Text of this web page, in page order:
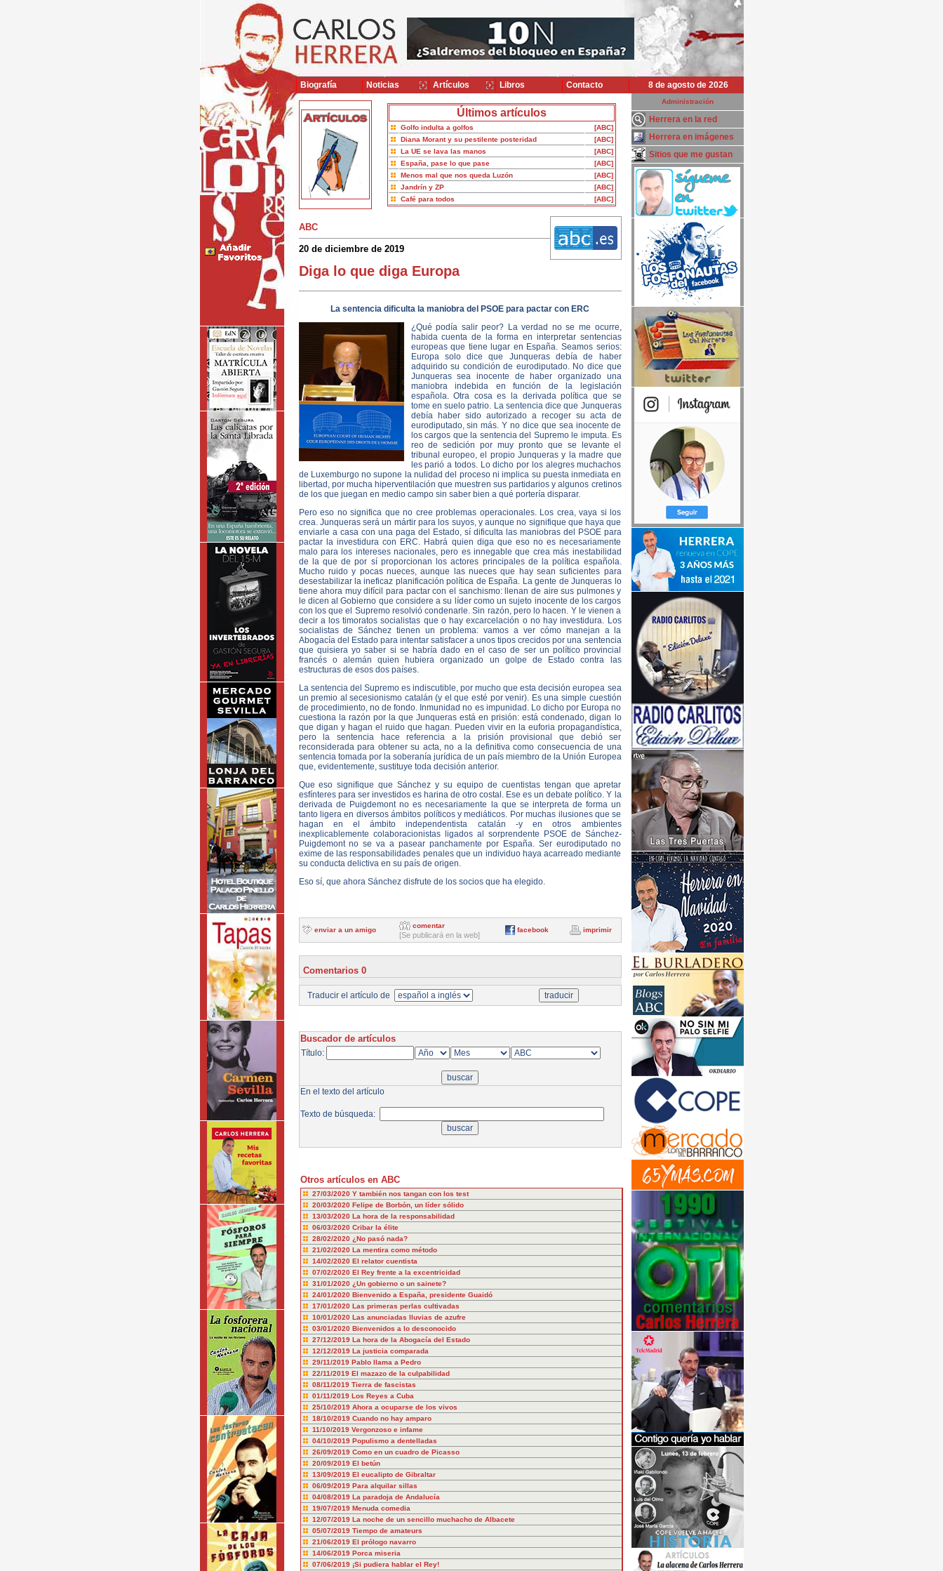
8 de agosto de 2026
Últimos artículos
Golfo indulta a golfos
[ABC]
Diana Morant y su pestilente posteridad
[ABC]
La UE se lava las manos
[ABC]
España, pase lo que pase
[ABC]
Menos mal que nos queda Luzón
[ABC]
Jandrín y ZP
[ABC]
Café para todos
[ABC]
ABC
20 de diciembre de 2019
Diga lo que diga Europa
La sentencia dificulta la maniobra del PSOE para pactar con ERC
¿Qué podía salir peor? La verdad no se me ocurre,
habida cuenta de la forma en interpretar sentencias
europeas que tiene lugar en España. Seamos serios:
Europa solo dice que Junqueras debía de haber
adquirido su condición de eurodiputado. No dice que
Junqueras sea inocente de haber organizado una
maniobra indebida en función de la legislación
española. Otra cosa es la derivada política que se
tome en suelo patrio. La sentencia dice que Junqueras
debía haber sido autorizado a recoger su acta de
eurodiputado, sin más. Y no dice que sea inocente de
los cargos que la sentencia del Supremo le imputa. Es
reo de sedición por muy pronto que se levante el
tribunal europeo, el propio Junqueras y la madre que
les parió a todos. Lo dicho por los alegres muchachos
de Luxemburgo no supone la nulidad del proceso ni implica su puesta inmediata en
libertad, por mucha hiperventilación que muestren sus partidarios y algunos cretinos
de los que juegan en medio campo sin saber bien a qué portería disparar.
Pero eso no significa que no cree problemas operacionales. Los crea, vaya si los
crea. Junqueras será un mártir para los suyos, y aunque no signifique que haya que
enviarle a casa con una paga del Estado, sí dificulta las maniobras del PSOE para
pactar la investidura con ERC. Habrá quien diga que eso no es necesariamente
malo para los intereses nacionales, pero es innegable que crea más inestabilidad
de la que de por sí proporcionan los actores principales de la política española.
Mucho ruido y pocas nueces, aunque las nueces que hay sean suficientes para
desestabilizar la ineficaz planificación política de España. La gente de Junqueras lo
tiene ahora muy difícil para pactar con el sanchismo: llenan de aire sus pulmones y
le dicen al Gobierno que considere a su líder como un sujeto inocente de los cargos
con los que el Supremo resolvió condenarle. Sin razón, pero lo hacen. Y le vienen a
decir a los timoratos socialistas que o hay excarcelación o no hay investidura. Los
socialistas de Sánchez tienen un problema: vamos a ver cómo manejan a la
Abogacía del Estado para intentar satisfacer a unos tipos crecidos por una sentencia
que quisiera yo saber si se habría dado en el caso de ser un político provincial
francés o alemán quien hubiera organizado un golpe de Estado contra las
estructuras de esos dos países.
La sentencia del Supremo es indiscutible, por mucho que esta decisión europea sea
un premio al secesionismo catalán (y el que esté por venir). Es una simple cuestión
de procedimiento, no de fondo. Inmunidad no es impunidad. Lo dicho por Europa no
cuestiona la razón por la que Junqueras está en prisión: está condenado, digan lo
que digan y hagan el ruido que hagan. Pueden vivir en la euforia propagandística,
pero la sentencia hace referencia a la prisión provisional que debió ser
reconsiderada para obtener su acta, no a la definitiva como consecuencia de una
sentencia tomada por la soberanía jurídica de un país miembro de la Unión Europea
que, evidentemente, sustituye toda decisión anterior.
Que eso signifique que Sánchez y su equipo de cuentistas tengan que apretar
esfínteres para ser investidos es harina de otro costal. Ese es un debate político. Y la
derivada de Puigdemont no es necesariamente la que se interpreta de forma un
tanto ligera en diversos ámbitos políticos y mediáticos. Por muchas ilusiones que se
hagan en el ámbito independentista catalán -y en otros ambientes
inexplicablemente colaboracionistas ligados al sorprendente PSOE de Sánchez-
Puigdemont no se va a pasear panchamente por España. Ser eurodiputado no
exime de las responsabilidades penales que un individuo haya acarreado mediante
su conducta delictiva en su país de origen.
Eso sí, que ahora Sánchez disfrute de los socios que ha elegido.
enviar a un amigo
comentar
[Se publicará en la web]
facebook imprimir
Comentarios 0
Traducir el artículo de
Buscador de artículos
Título:
En el texto del artículo
Texto de búsqueda:
Otros artículos en ABC
27/03/2020 Y también nos tangan con los test
20/03/2020 Felipe de Borbón, un líder sólido
13/03/2020 La hora de la responsabilidad
06/03/2020 Cribar la élite
28/02/2020 ¿No pasó nada?
21/02/2020 La mentira como método
14/02/2020 El relator cuentista
07/02/2020 El Rey frente a la excentricidad
31/01/2020 ¿Un gobierno o un sainete?
24/01/2020 Bienvenido a España, presidente Guaidó
17/01/2020 Las primeras perlas cultivadas
10/01/2020 Las anunciadas lluvias de azufre
03/01/2020 Bienvenidos a lo desconocido
27/12/2019 La hora de la Abogacía del Estado
12/12/2019 La justicia comparada
29/11/2019 Pablo llama a Pedro
22/11/2019 El mazazo de la culpabilidad
08/11/2019 Tierra de fascistas
01/11/2019 Los Reyes a Cuba
25/10/2019 Ahora a ocuparse de los vivos
18/10/2019 Cuando no hay amparo
11/10/2019 Vergonzoso e infame
04/10/2019 Populismo a dentelladas
26/09/2019 Como en un cuadro de Picasso
20/09/2019 El betún
13/09/2019 El eucalipto de Gibraltar
06/09/2019 Para alquilar sillas
04/08/2019 La paradoja de Andalucía
19/07/2019 Menuda comedia
12/07/2019 La noche de un sencillo muchacho de Albacete
05/07/2019 Tiempo de amateurs
21/06/2019 El prólogo navarro
14/06/2019 Porca miseria
07/06/2019 ¡Si pudiera hablar el Rey!
Administración
Herrera en la red
Herrera en imágenes
Sitios que me gustan
Biografía Noticias Artículos Libros Contacto